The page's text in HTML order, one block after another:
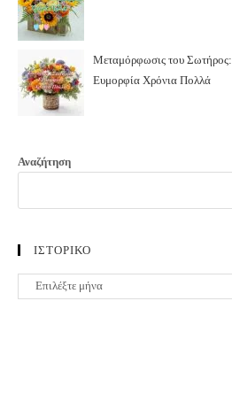
Μεταμόρφωσις του
Ευμορφία Χρόνια Πολλά
Αναζήτηση
ΙΣΤΟΡΙΚΟ
ΙΣΤΟΡΙΚΟ